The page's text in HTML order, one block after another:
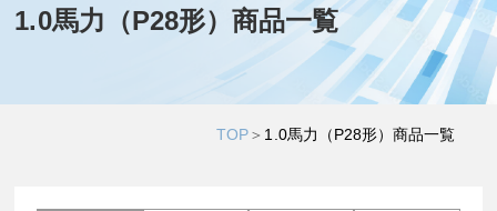
1.0馬力（P28形）商品一覧
TOP＞ 1.0馬力（P28形）商品一覧